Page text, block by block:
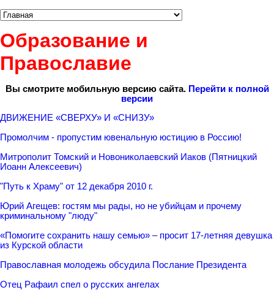
Образование и
Православие
Вы смотрите мобильную версию сайта. Перейти к полной
версии
ДВИЖЕНИЕ «СВЕРХУ» И «СНИЗУ»
Промолчим - пропустим ювенальную юстицию в Россию!
Митрополит Томский и Новониколаевский Иаков (Пятницкий
Иоанн Алексеевич)
"Путь к Храму" от 12 декабря 2010 г.
Юрий Агещев: гостям мы рады, но не убийцам и прочему
криминальному "люду"
«Помогите сохранить нашу семью» – просит 17-летняя девушка
из Курской области
Православная молодежь обсудила Послание Президента
Отец Рафаил спел о русских ангелах